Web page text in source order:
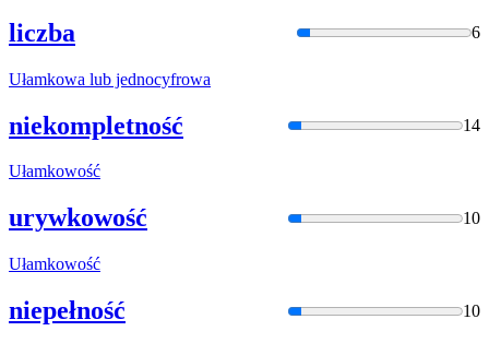
liczba 6
Ułamkowa lub jednocyfrowa
niekompletność 14
Ułamkowość
urywkowość 10
Ułamkowość
niepełność 10